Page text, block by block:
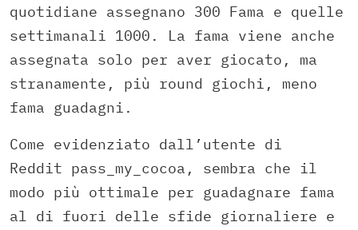
quotidiane assegnano 300 Fama e quelle
settimanali 1000. La fama viene anche
assegnata solo per aver giocato, ma
stranamente, più round giochi, meno
fama guadagni.
Come evidenziato dall’utente di
Reddit pass_my_cocoa, sembra che il
modo più ottimale per guadagnare fama
al di fuori delle sfide giornaliere e